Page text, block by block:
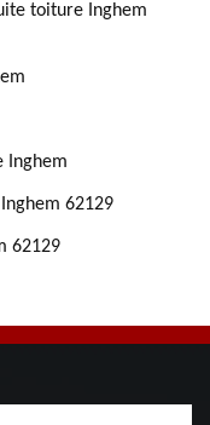
toiture Inghem
Inghem
62129
62129